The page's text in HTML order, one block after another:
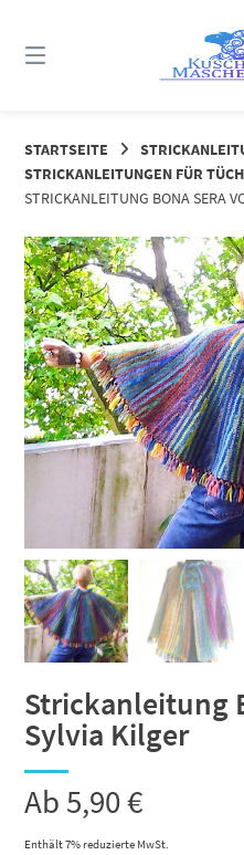
Inhalt
STARTSEITE
STRICKANLEITUNGEN FÜR
STRICKANLEITUNG BONA SERA
Strickanleitung
Sylvia Kilger
Ab 5,90€
Enthält 7% reduzierte MwSt.